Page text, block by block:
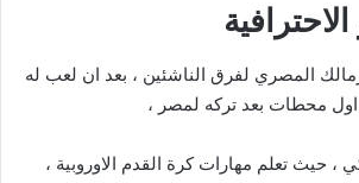
المصري لفرق الناشئين ، بعد ان لعب له
اول محطات بعد تركه لمصر ،
، حيث تعلم مهارات كرة القدم الاوروبية ،